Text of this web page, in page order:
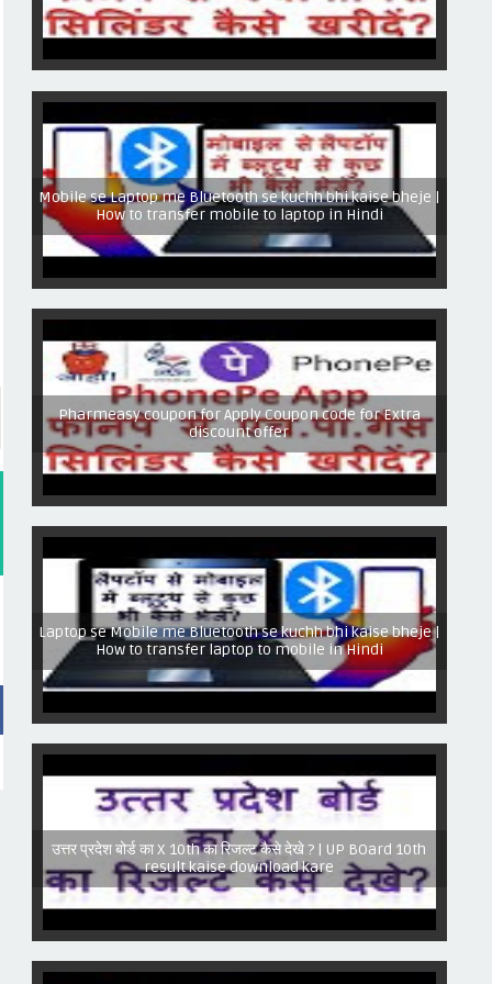
Mobile se Laptop me Bluetooth se kuchh bhi kaise bheje |
How to transfer mobile to laptop in Hindi
Pharmeasy coupon for Apply Coupon code for Extra
discount offer
Laptop se Mobile me Bluetooth se kuchh bhi kaise bheje |
How to transfer laptop to mobile in Hindi
उत्तर प्रदेश बोर्ड का X 10th का रिजल्ट कैसे देखे ? | UP BOard 10th
result kaise download kare